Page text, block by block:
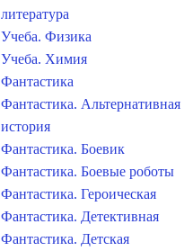
литература
Учеба. Физика
Учеба. Химия
Фантастика
Фантастика. Альтернативная
история
Фантастика. Боевик
Фантастика. Боевые роботы
Фантастика. Героическая
Фантастика. Детективная
Фантастика. Детская